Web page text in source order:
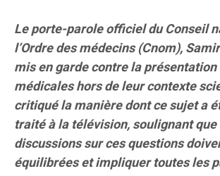
Le porte-parole officiel du Conseil
l’Ordre des médecins (Cnom),
mis en garde contre la
médicales hors de leur contexte
critiqué la manière dont ce sujet a
traité à la télévision, soulignant que
discussions sur ces questions
équilibrées et impliquer toutes les